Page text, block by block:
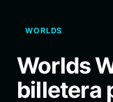
繁體中文
Bahasa Indonesia
ภาษาไทย
WORLDS
Worlds
billetera